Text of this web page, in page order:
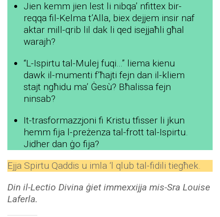
Jien kemm jien lest li nibqa’ nfittex bir-
reqqa fil-Kelma t’Alla, biex dejjem insir naf
aktar mill-qrib lil dak li qed isejjaħli għal
warajh?
“L-Ispirtu tal-Mulej fuqi…” liema kienu
dawk il-mumenti f’ħajti fejn dan il-kliem
stajt ngħidu ma’ Ġesù? Bħalissa fejn
ninsab?
It-trasformazzjoni fi Kristu tfisser li jkun
hemm fija l-preżenza tal-frott tal-Ispirtu.
Jidher dan ġo fija?
Ejja Spirtu Qaddis u imla ‘l qlub tal-fidili tiegħek.
Din il-Lectio Divina ġiet immexxijja mis-Sra Louise
Laferla.